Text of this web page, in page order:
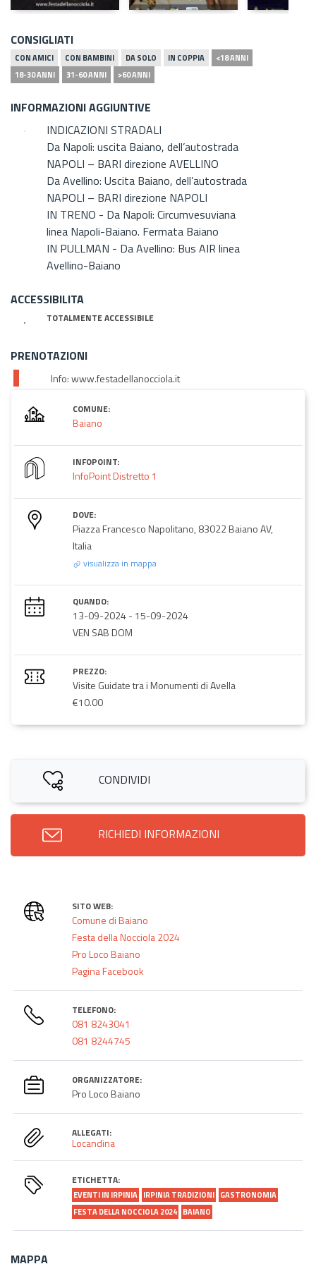
CONSIGLIATI
CON AMICI CON BAMBINI DA SOLO IN COPPIA
<18 ANNI
18-30 ANNI
31-60 ANNI >60 ANNI
INFORMAZIONI AGGIUNTIVE
INDICAZIONI STRADALI
Da Napoli: uscita Baiano, dell’autostrada
NAPOLI – BARI direzione AVELLINO
Da Avellino: Uscita Baiano, dell’autostrada
NAPOLI – BARI direzione NAPOLI
IN TRENO - Da Napoli: Circumvesuviana
linea Napoli-Baiano. Fermata Baiano
IN PULLMAN - Da Avellino: Bus AIR linea
Avellino-Baiano
ACCESSIBILITA
TOTALMENTE ACCESSIBILE
PRENOTAZIONI
Info: www.festadellanocciola.it
COMUNE:
Baiano
INFOPOINT:
InfoPoint Distretto 1
DOVE:
Piazza Francesco Napolitano, 83022 Baiano AV,
Italia
visualizza in mappa
QUANDO:
13-09-2024 -15-09-2024
VEN SAB DOM
PREZZO:
Visite Guidate tra i Monumenti di Avella
€10.00
CONDIVIDI
RICHIEDI INFORMAZIONI
SITO WEB:
Comune di Baiano
Festa della Nocciola 2024
Pro Loco Baiano
Pagina Facebook
TELEFONO:
081 8243041
081 8244745
ORGANIZZATORE:
Pro Loco Baiano
ALLEGATI:
Locandina
ETICHETTA:
EVENTI IN IRPINIA IRPINIA TRADIZIONI GASTRONOMIA
FESTA DELLA NOCCIOLA 2024 BAIANO
MAPPA